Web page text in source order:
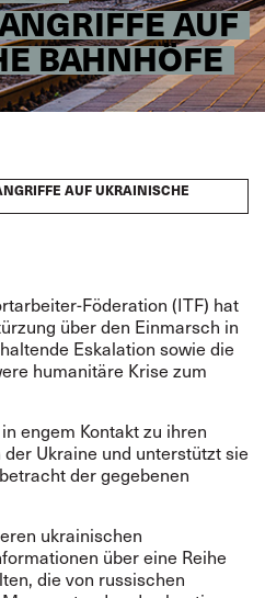
AUF
BAHNHÖFE
AUF UKRAINISCHE
Föderation (ITF) hat
über den Einmarsch in
Eskalation sowie die
humanitäre Krise zum
engem Kontakt zu ihren
Ukraine und unterstützt sie
der gegebenen
ukrainischen
über eine Reihe
die von russischen